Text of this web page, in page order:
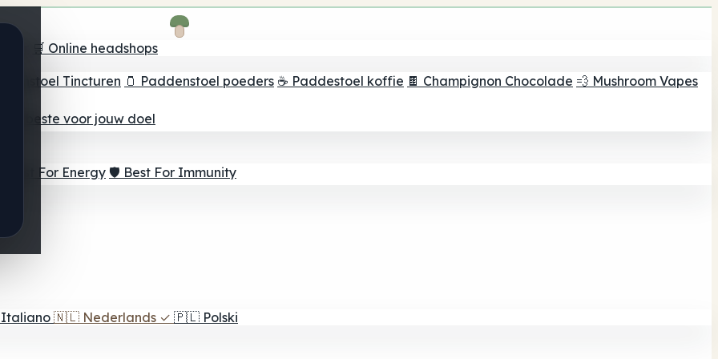
🛒 Online headshops
Tincturen 🫙 Paddenstoel poeders ☕ Paddestoel koffie 🍫 Champignon Chocolade 💨 Mushroom Vapes
beste voor jouw doel
⚡ Best For Energy 🛡️ Best For Immunity
Italiano 🇳🇱 Nederlands ✓ 🇵🇱 Polski